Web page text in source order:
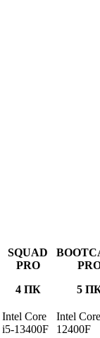
SQUAD
PRO
4 ПК
5
Intel Core
i5-13400F
Intel
12400F